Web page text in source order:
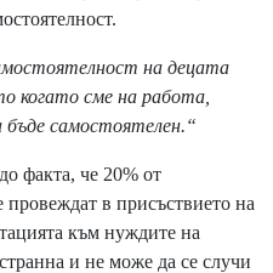
на децата
когато сме на работа,
самостоятелен.“
факта, че 20% от
провеждат в присъствието на
към нуждите на
и не може да се случи